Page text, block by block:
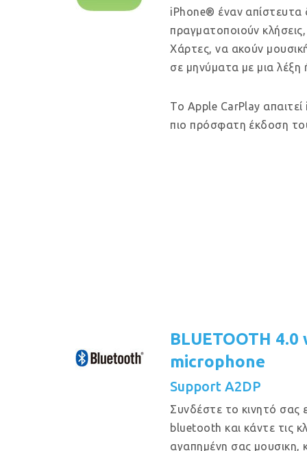
iPhone® έναν απίστευτα
πραγματοποιούν
Χάρτες, να ακούν
σε μηνύματα με μια λέξη
Το Apple CarPlay
πιο πρόσφατη έκδοση
BLUETOOTH
microphone
Support A2DP
Συνδέστε το κινητό σας
bluetooth και κάντε τις
αγαπημένη σας